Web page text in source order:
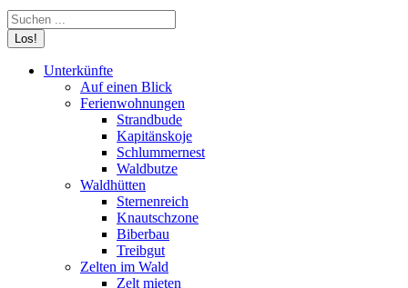
Search:
Unterkünfte
Auf einen Blick
Ferienwohnungen
Strandbude
Kapitänskoje
Schlummernest
Waldbutze
Waldhütten
Sternenreich
Knautschzone
Biberbau
Treibgut
Zelten im Wald
Zelt mieten